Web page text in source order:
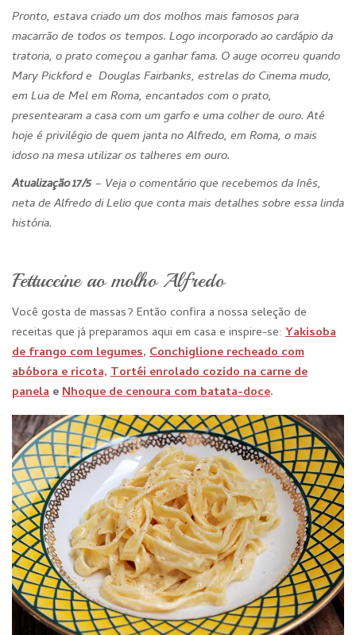
Pronto, estava criado um dos molhos mais famosos para
macarrão de todos os tempos. Logo incorporado ao cardápio da
tratoria, o prato começou a ganhar fama. O auge ocorreu quando
Mary Pickford e Douglas Fairbanks, estrelas do Cinema mudo,
em Lua de Mel em Roma, encantados com o prato,
presentearam a casa com um garfo e uma colher de ouro. Até
hoje é privilégio de quem janta no Alfredo, em Roma, o mais
idoso na mesa utilizar os talheres em ouro.
Atualização 17/5 – Veja o comentário que recebemos da Inês,
neta de Alfredo di Lelio que conta mais detalhes sobre essa linda
história.
Fettuccine ao molho Alfredo
Você gosta de massas? Então confira a nossa seleção de
receitas que já preparamos aqui em casa e inspire-se: Yakisoba
de frango com legumes, Conchiglione recheado com
abóbora e ricota, Tortéi enrolado cozido na carne de
panela eNhoque de cenoura com batata-doce.